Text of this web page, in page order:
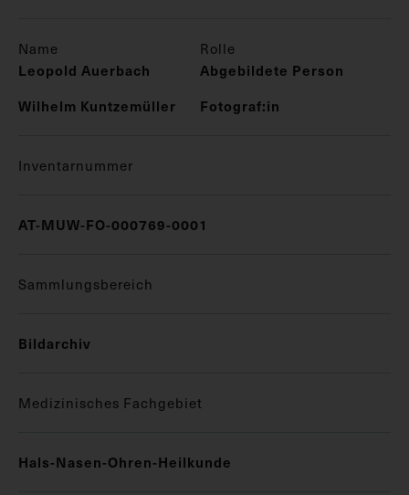
Name Rolle
Leopold Auerbach
Abgebildete Person
Wilhelm Kuntzemüller
Fotograf:in
Inventarnummer
AT-MUW-FO-000769-0001
Sammlungsbereich
Bildarchiv
Medizinisches Fachgebiet
Hals-Nasen-Ohren-Heilkunde